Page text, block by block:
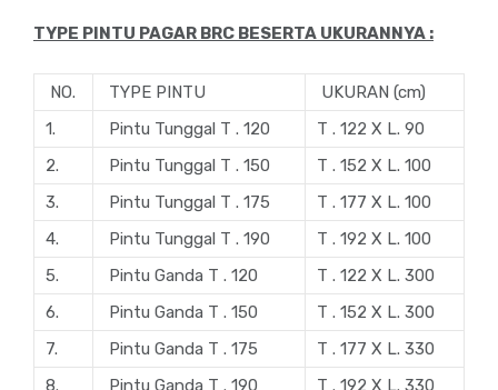
TYPE PINTU PAGAR BRC BESERTA UKURANNYA :
NO. TYPE PINTU
UKURAN (cm)
1.
Pintu Tunggal T . 120
T . 122 X L. 90
2.
Pintu Tunggal T . 150
T . 152 X L. 100
3.
Pintu Tunggal T . 175
T . 177 X L. 100
4.
Pintu Tunggal T . 190
T . 192 X L. 100
5.
Pintu Ganda T . 120
T . 122 X L. 300
6.
Pintu Ganda T . 150
T . 152 X L. 300
7.
Pintu Ganda T . 175
T . 177 X L. 330
8.
Pintu Ganda T . 190 T . 192 X L. 330